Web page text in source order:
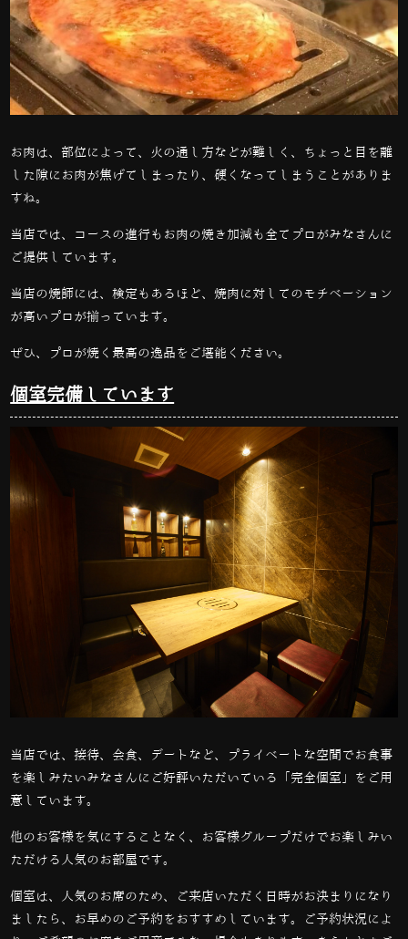
お肉は、部位によって、火の通し方などが難しく、ちょっと目を離
した隙にお肉が焦げてしまったり、硬くなってしまうことがありま
すね。
当店では、コースの進行もお肉の焼き加減も全てプロがみなさんに
ご提供しています。
当店の焼師には、検定もあるほど、焼肉に対してのモチベーション
が高いプロが揃っています。
ぜひ、プロが焼く最高の逸品をご堪能ください。
個室完備しています
当店では、接待、会食、デートなど、プライベートな空間でお食事
を楽しみたいみなさんにご好評いただいている「完全個室」をご用
意しています。
他のお客様を気にすることなく、お客様グループだけでお楽しみい
ただける人気のお部屋です。
個室は、人気のお席のため、ご来店いただく日時がお決まりになり
ましたら、お早めのご予約をおすすめしています。ご予約状況によ